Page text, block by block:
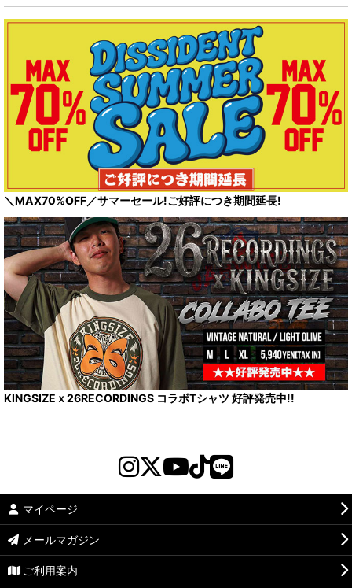
＼MAX70%OFF／サマーセール!ご好評につき期間延長!
KINGSIZEｘ26RECORDINGS コラボTシャツ 好評発売中!!
マイページ
メールマガジン
ご利用案内